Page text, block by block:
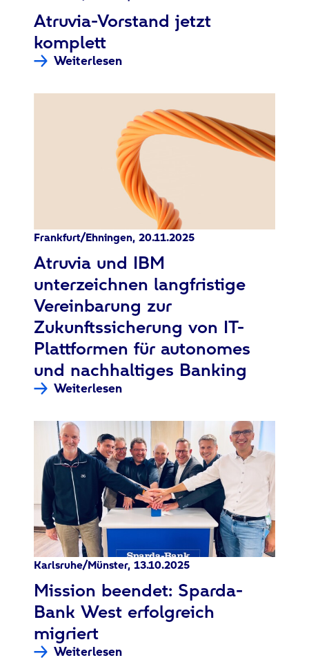
:
Atruvia-Vorstand jetzt
komplett
Weiterlesen
Frankfurt/Ehningen, 20.11.2025
:
Atruvia und IBM
unterzeichnen langfristige
Vereinbarung zur
Zukunftssicherung von IT-
Plattformen für autonomes
und nachhaltiges Banking
Weiterlesen
Karlsruhe/Münster, 13.10.2025
:
Mission beendet: Sparda-
Bank West erfolgreich
migriert
Weiterlesen